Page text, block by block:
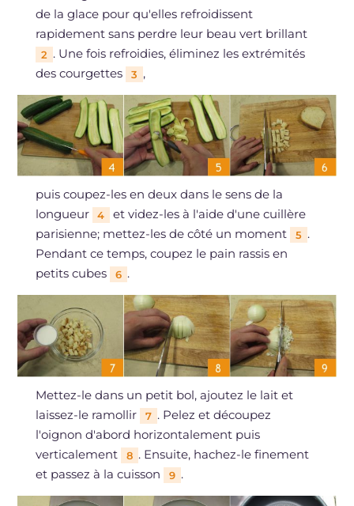
de la glace pour qu'elles refroidissent
rapidement sans perdre leur beau vert brillant
2 . Une fois refroidies, éliminez les extrémités
des courgettes
3 ,
puis coupez-les en deux dans le sens de la
longueur
4
et videz-les à l'aide d'une cuillère
parisienne; mettez-les de côté un moment
5 .
Pendant ce temps, coupez le pain rassis en
petits cubes
6 .
Mettez-le dans un petit bol, ajoutez le lait et
laissez-le ramollir
7 . Pelez et découpez
l'oignon d'abord horizontalement puis
verticalement
8 . Ensuite, hachez-le finement
et passez à la cuisson
9 .